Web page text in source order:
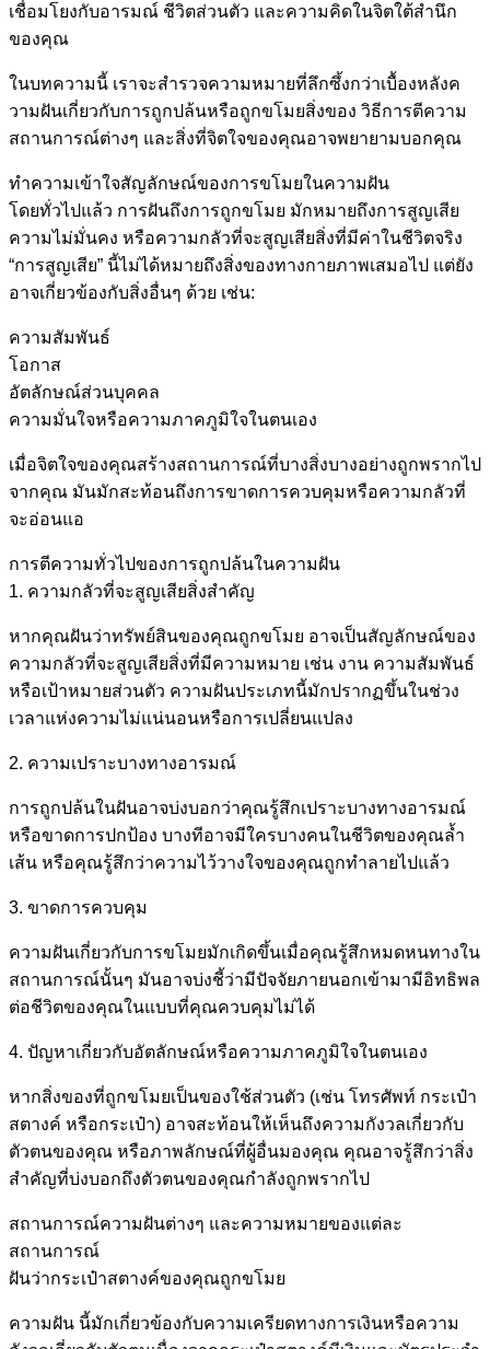
เชื่อมโยงกับอารมณ์ ชีวิตส่วนตัว และความคิดในจิตใต้สำนึก
ของคุณ
ในบทความนี้ เราจะสำรวจความหมายที่ลึกซึ้งกว่าเบื้องหลังค
วามฝันเกี่ยวกับการถูกปล้นหรือถูกขโมยสิ่งของ วิธีการตีความ
สถานการณ์ต่างๆ และสิ่งที่จิตใจของคุณอาจพยายามบอกคุณ
ทำความเข้าใจสัญลักษณ์ของการขโมยในความฝัน
โดยทั่วไปแล้ว การฝันถึงการถูกขโมย มักหมายถึงการสูญเสีย
ความไม่มั่นคง หรือความกลัวที่จะสูญเสียสิ่งที่มีค่าในชีวิตจริง
“การสูญเสีย” นี้ไม่ได้หมายถึงสิ่งของทางกายภาพเสมอไป แต่ยัง
อาจเกี่ยวข้องกับสิ่งอื่นๆ ด้วย เช่น:
ความสัมพันธ์
โอกาส
อัตลักษณ์ส่วนบุคคล
ความมั่นใจหรือความภาคภูมิใจในตนเอง
เมื่อจิตใจของคุณสร้างสถานการณ์ที่บางสิ่งบางอย่างถูกพรากไป
จากคุณ มันมักสะท้อนถึงการขาดการควบคุมหรือความกลัวที่
จะอ่อนแอ
การตีความทั่วไปของการถูกปล้นในความฝัน
1. ความกลัวที่จะสูญเสียสิ่งสำคัญ
หากคุณฝันว่าทรัพย์สินของคุณถูกขโมย อาจเป็นสัญลักษณ์ของ
ความกลัวที่จะสูญเสียสิ่งที่มีความหมาย เช่น งาน ความสัมพันธ์
หรือเป้าหมายส่วนตัว ความฝันประเภทนี้มักปรากฏขึ้นในช่วง
เวลาแห่งความไม่แน่นอนหรือการเปลี่ยนแปลง
2. ความเปราะบางทางอารมณ์
การถูกปล้นในฝันอาจบ่งบอกว่าคุณรู้สึกเปราะบางทางอารมณ์
หรือขาดการปกป้อง บางทีอาจมีใครบางคนในชีวิตของคุณล้ำ
เส้น หรือคุณรู้สึกว่าความไว้วางใจของคุณถูกทำลายไปแล้ว
3. ขาดการควบคุม
ความฝันเกี่ยวกับการขโมยมักเกิดขึ้นเมื่อคุณรู้สึกหมดหนทางใน
สถานการณ์นั้นๆ มันอาจบ่งชี้ว่ามีปัจจัยภายนอกเข้ามามีอิทธิพล
ต่อชีวิตของคุณในแบบที่คุณควบคุมไม่ได้
4. ปัญหาเกี่ยวกับอัตลักษณ์หรือความภาคภูมิใจในตนเอง
หากสิ่งของที่ถูกขโมยเป็นของใช้ส่วนตัว (เช่น โทรศัพท์ กระเป๋า
สตางค์ หรือกระเป๋า) อาจสะท้อนให้เห็นถึงความกังวลเกี่ยวกับ
ตัวตนของคุณ หรือภาพลักษณ์ที่ผู้อื่นมองคุณ คุณอาจรู้สึกว่าสิ่ง
สำคัญที่บ่งบอกถึงตัวตนของคุณกำลังถูกพรากไป
สถานการณ์ความฝันต่างๆ และความหมายของแต่ละ
สถานการณ์
ฝันว่ากระเป๋าสตางค์ของคุณถูกขโมย
ความฝัน นี้มักเกี่ยวข้องกับความเครียดทางการเงินหรือความ